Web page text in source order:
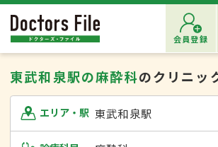
会員登録
東武和泉駅の麻酔科のクリニッ
エリア・駅 東武和泉駅